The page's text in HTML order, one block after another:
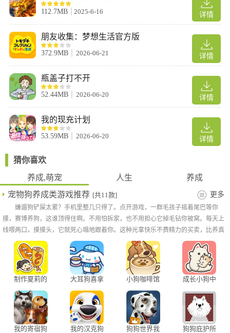
3.根据提示完成剧情关卡。
详情
112.7MB 2025-6-16
详情
朋友收集：梦想生活官方版
372.9MB 2026-06-21
详情
瓶盖子打不开
52.44MB 2026-06-20
详情
我的现充计划
53.59MB 2026-06-20
猜你喜欢
养成,萌宠
人生
养成
宠物狗养成类游戏推荐 [共11款] 更多
嫌遛狗铲屎太累？手机里整几只得了。点开游戏，一群毛孩子摇着尾巴等你
摸，赛博养狗，这谁顶得住啊。不用怕拆家，也不用担心它掉毛钻你被窝。每天上
线喂两口，摸摸头，它就死心塌地跟着你。这种光拿快乐不费精力的买卖，比养真
狗省心多了，特别适合咱们这种又懒又爱狗的。
制作夏莉的
大耳狗喜拿
生活最新版
小狗咖啡馆
成长小狗中
我的寄宿狗
我的汉克狗
狗狗世界我
狗狗庇护所